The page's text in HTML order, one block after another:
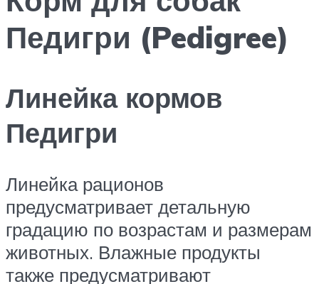
Педигри (Pedigree)
Линейка кормов
Педигри
Линейка рационов
предусматривает детальную
градацию по возрастам и размерам
животных. Влажные продукты
также предусматривают